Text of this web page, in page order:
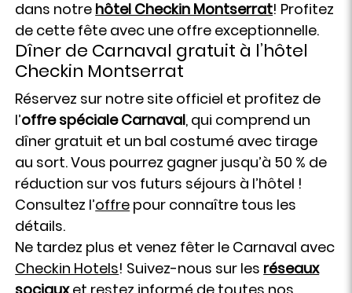
dans notre hôtel Checkin Montserrat! Profitez
de cette fête avec une offre exceptionnelle.
Dîner de Carnaval gratuit à l’hôtel
Checkin Montserrat
Réservez sur notre site officiel et profitez de
l’offre spéciale Carnaval, qui comprend un
dîner gratuit et un bal costumé avec tirage
au sort. Vous pourrez gagner jusqu’à 50 % de
réduction sur vos futurs séjours à l’hôtel !
Consultez l’offre pour connaître tous les
détails.
Ne tardez plus et venez fêter le Carnaval avec
Checkin Hotels! Suivez-nous sur les réseaux